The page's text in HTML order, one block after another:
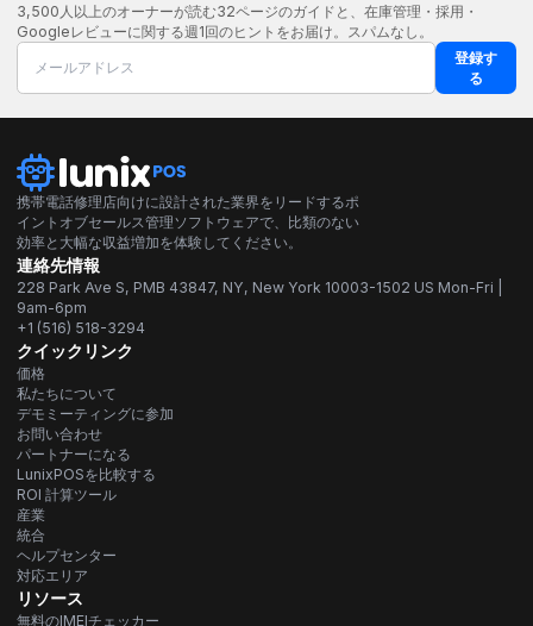
3,500人以上のオーナーが読む32ページのガイドと、在庫管理・採用・
Googleレビューに関する週1回のヒントをお届け。スパムなし。
登録す
る
携帯電話修理店向けに設計された業界をリードするポ
イントオブセールス管理ソフトウェアで、比類のない
効率と大幅な収益増加を体験してください。
連絡先情報
228 Park Ave S, PMB 43847, NY, New York 10003-1502 US Mon-Fri |
9am-6pm
+1 (516) 518-3294
クイックリンク
価格
私たちについて
デモミーティングに参加
お問い合わせ
パートナーになる
LunixPOSを比較する
ROI 計算ツール
産業
統合
ヘルプセンター
対応エリア
リソース
無料のIMEIチェッカー